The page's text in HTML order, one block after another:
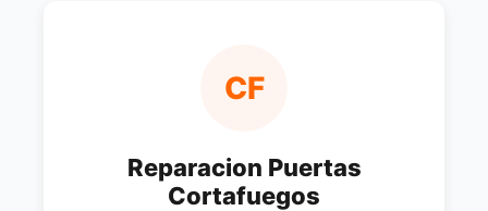
CF
Reparacion Puertas
Cortafuegos